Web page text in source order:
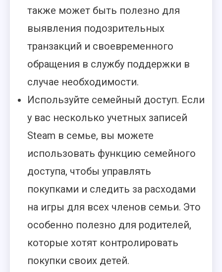
также может быть полезно для
выявления подозрительных
транзакций и своевременного
обращения в службу поддержки в
случае необходимости.
Используйте семейный доступ. Если
у вас несколько учетных записей
Steam в семье, вы можете
использовать функцию семейного
доступа, чтобы управлять
покупками и следить за расходами
на игры для всех членов семьи. Это
особенно полезно для родителей,
которые хотят контролировать
покупки своих детей.